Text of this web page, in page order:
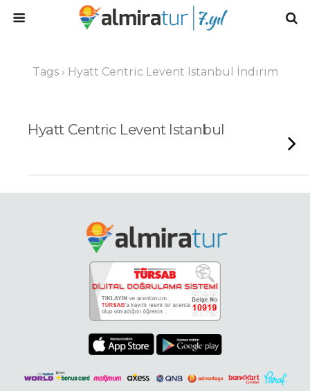
Tags › Hyatt Centric Levent Istanbul İndirim
Hyatt Centric Levent Istanbul